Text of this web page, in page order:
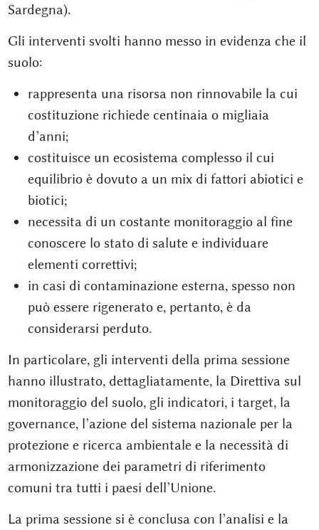
Sardegna).
Gli interventi svolti hanno messo in evidenza che il
suolo:
rappresenta una risorsa non rinnovabile la cui
costituzione richiede centinaia o migliaia
d’anni;
costituisce un ecosistema complesso il cui
equilibrio è dovuto a un mix di fattori abiotici e
biotici;
necessita di un costante monitoraggio al fine
conoscere lo stato di salute e individuare
elementi correttivi;
in casi di contaminazione esterna, spesso non
può essere rigenerato e, pertanto, è da
considerarsi perduto.
In particolare, gli interventi della prima sessione
hanno illustrato, dettagliatamente, la Direttiva sul
monitoraggio del suolo, gli indicatori, i target, la
governance, l’azione del sistema nazionale per la
protezione e ricerca ambientale e la necessità di
armonizzazione dei parametri di riferimento
comuni tra tutti i paesi dell’Unione.
La prima sessione si è conclusa con l’analisi e la